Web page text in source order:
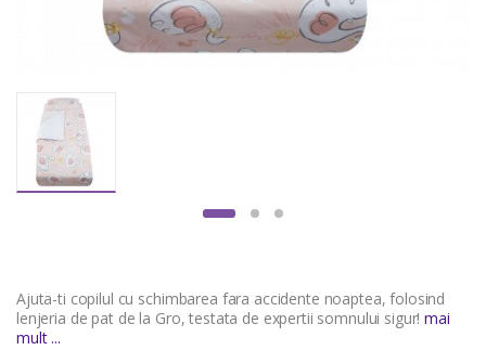
Ajuta-ti copilul cu schimbarea fara accidente noaptea, folosind
lenjeria de pat de la Gro, testata de expertii somnului sigur!mai
mult ...